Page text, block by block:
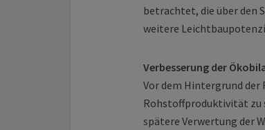
betrachtet, die über den
weitere
Verbesserung der
Vor dem Hintergrund der
Rohstoffproduktivität zu
spätere Verwertung der